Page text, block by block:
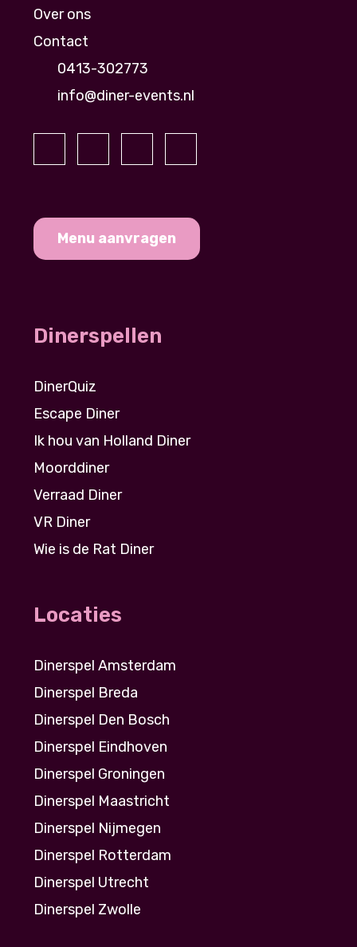
Over ons
Contact
0413-302773
info@diner-events.nl
Menu aanvragen
Dinerspellen
DinerQuiz
Escape Diner
Ik hou van Holland Diner
Moorddiner
Verraad Diner
VR Diner
Wie is de Rat Diner
Locaties
Dinerspel Amsterdam
Dinerspel Breda
Dinerspel Den Bosch
Dinerspel Eindhoven
Dinerspel Groningen
Dinerspel Maastricht
Dinerspel Nijmegen
Dinerspel Rotterdam
Dinerspel Utrecht
Dinerspel Zwolle